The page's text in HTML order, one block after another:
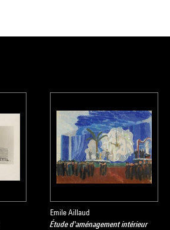
Emile Aillaud
Étude d'aménagement intérieur